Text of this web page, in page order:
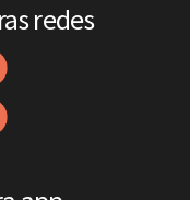
redes